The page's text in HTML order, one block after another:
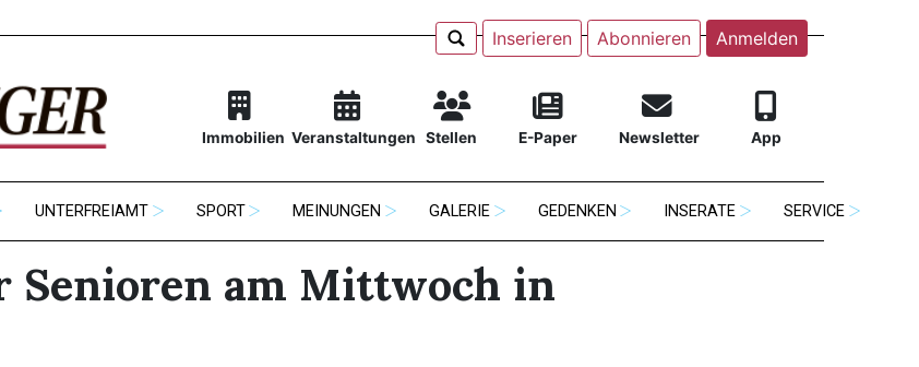
Inserieren Abonnieren Anmelden
Immobilien Veranstaltungen Stellen E-Paper Newsletter App
UNTERFREIAMT SPORT MEINUNGEN GALERIE GEDENKEN INSERATE SERVICE
Senioren am Mittwoch in